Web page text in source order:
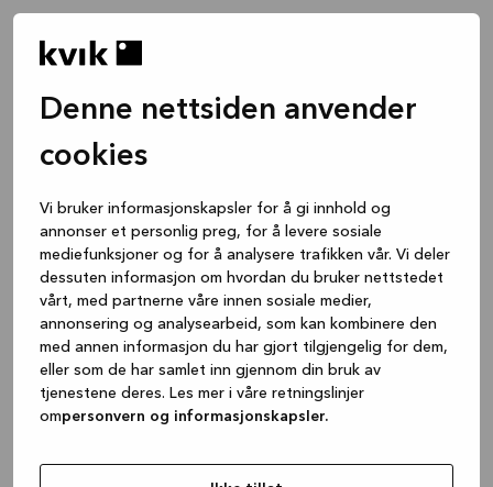
Denne nettsiden anvender
cookies
Vi bruker informasjonskapsler for å gi innhold og
annonser et personlig preg, for å levere sosiale
mediefunksjoner og for å analysere trafikken vår. Vi deler
dessuten informasjon om hvordan du bruker nettstedet
vårt, med partnerne våre innen sosiale medier,
annonsering og analysearbeid, som kan kombinere den
med annen informasjon du har gjort tilgjengelig for dem,
eller som de har samlet inn gjennom din bruk av
tjenestene deres. Les mer i våre retningslinjer
ompersonvern og informasjonskapsler.